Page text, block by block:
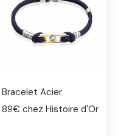
Bracelet Acier
89€ chez Histoire d'Or